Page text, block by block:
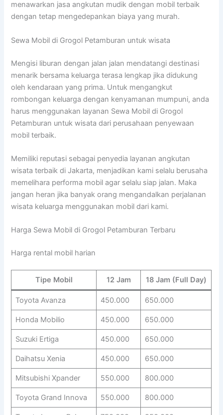
menawarkan jasa angkutan mudik dengan mobil terbaik
dengan tetap mengedepankan biaya yang murah.
Sewa Mobil di Grogol Petamburan untuk wisata
Mengisi liburan dengan jalan jalan mendatangi destinasi
menarik bersama keluarga terasa lengkap jika didukung
oleh kendaraan yang prima. Untuk mengangkut
rombongan keluarga dengan kenyamanan mumpuni, anda
harus menggunakan layanan Sewa Mobil di Grogol
Petamburan untuk wisata dari perusahaan penyewaan
mobil terbaik.
Memiliki reputasi sebagai penyedia layanan angkutan
wisata terbaik di Jakarta, menjadikan kami selalu berusaha
memelihara performa mobil agar selalu siap jalan. Maka
jangan heran jika banyak orang mengandalkan perjalanan
wisata keluarga menggunakan mobil dari kami.
Harga Sewa Mobil di Grogol Petamburan Terbaru
Harga rental mobil harian
Tipe Mobil 12 Jam 18 Jam (Full Day)
Toyota Avanza 450.000 650.000
Honda Mobilio 450.000 650.000
Suzuki Ertiga 450.000 650.000
Daihatsu Xenia 450.000 650.000
Mitsubishi Xpander 550.000 800.000
Toyota Grand Innova 550.000 800.000